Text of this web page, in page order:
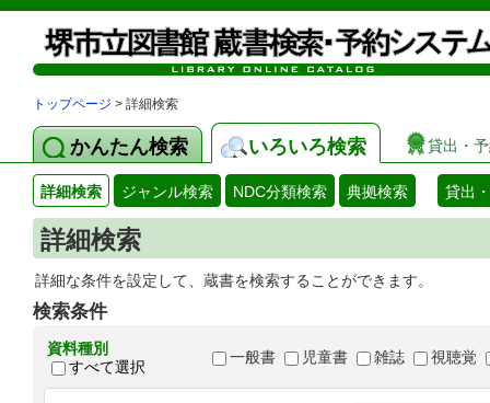
トップページ > 詳細検索
かんたん検索 いろいろ検索 貸出・
詳細検索 ジャンル検索 NDC分類検索 典拠検索 貸出
詳細検索
詳細な条件を設定して、蔵書を検索することができます。
検索条件
資料種別
すべて選択
一般書 児童書 雑誌 視聴覚